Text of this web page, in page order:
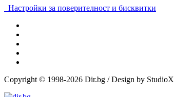
Настройки за поверителност и бисквитки
Copyright © 1998-2026 Dir.bg / Design by StudioX